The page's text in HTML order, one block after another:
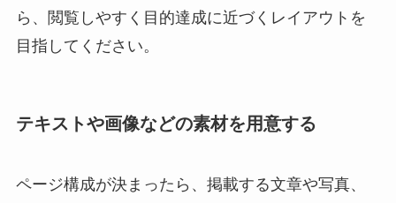
ら、閲覧しやすく目的達成に近づくレイアウトを
目指してください。
テキストや画像などの素材を用意する
ページ構成が決まったら、掲載する文章や写真、